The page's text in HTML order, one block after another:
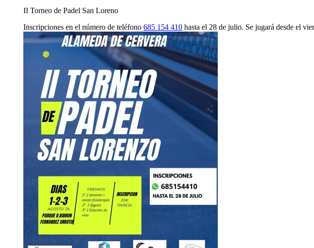
II Torneo de Padel San Loreno
Inscripciones en el número de teléfono 685 154 410 hasta el 28 de julio. Se jugará desde el